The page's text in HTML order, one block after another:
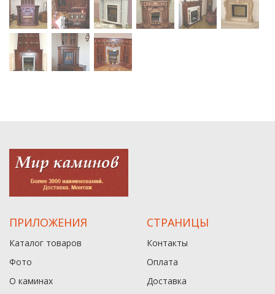
ПРИЛОЖЕНИЯ
Каталог товаров
Фото
О каминах
СТРАНИЦЫ
Контакты
Оплата
Доставка